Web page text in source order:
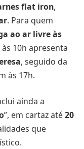
flat iron,
. Para quem
ao ar livre às
às 10h apresenta
, seguido da
às 17h.
ainda a
”, em cartaz até20
que